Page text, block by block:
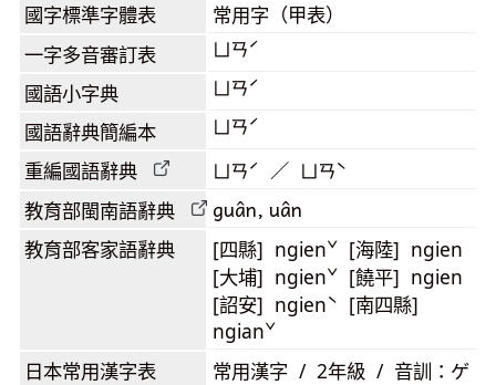
國字標準字體表 常用字（甲表）
一字多音審訂表 ㄩㄢˊ
國語小字典 ㄩㄢˊ
國語辭典簡編本 ㄩㄢˊ
重編國語辭典 ㄩㄢˊ ／ ㄩㄢˋ
教育部閩南語辭典 guân, uân
教育部客家語辭典
[四縣] ngienˇ [海陸] ngien
[大埔] ngienˇ [饒平] ngien
[詔安] ngienˋ [南四縣]
ngianˇ
日本常用漢字表
常用漢字 / 2年級 / 音訓：ゲ